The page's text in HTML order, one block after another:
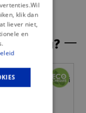
voor jou?
klik dan
liever niet,
en